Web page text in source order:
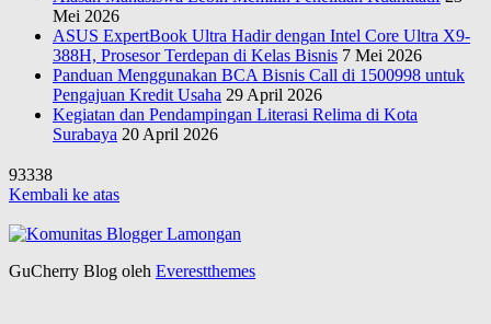
Mei 2026
ASUS ExpertBook Ultra Hadir dengan Intel Core Ultra X9-
388H, Prosesor Terdepan di Kelas Bisnis 7 Mei 2026
Panduan Menggunakan BCA Bisnis Call di 1500998 untuk
Pengajuan Kredit Usaha 29 April 2026
Kegiatan dan Pendampingan Literasi Relima di Kota
Surabaya 20 April 2026
93338
Kembali ke atas
GuCherry Blog oleh Everestthemes